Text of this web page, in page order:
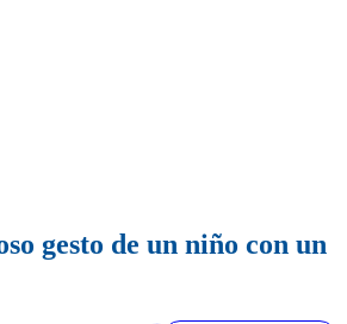
gesto de un niño con un